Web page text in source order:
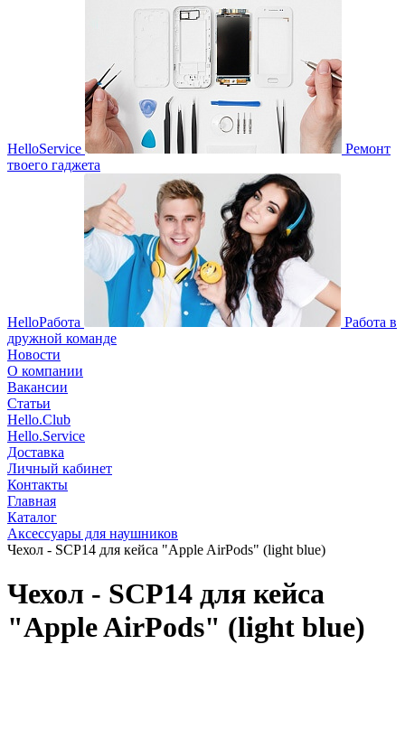
HelloService
Ремонт
твоего гаджета
HelloРабота
Работа в
дружной команде
Новости
О компании
Вакансии
Статьи
Hello.Club
Hello.Service
Доставка
Личный кабинет
Контакты
Главная
Каталог
Аксессуары для наушников
Чехол - SCP14 для кейса "Apple AirPods" (light blue)
Чехол - SCP14 для кейса
"Apple AirPods" (light blue)